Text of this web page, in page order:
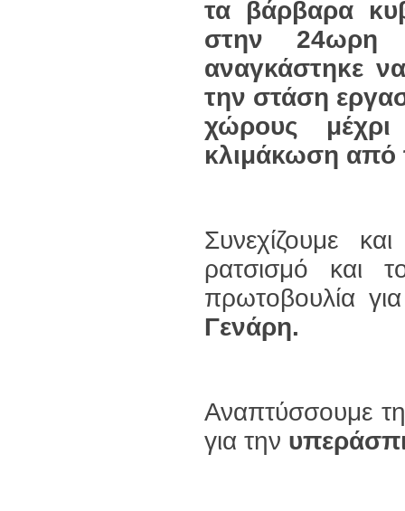
τα βάρβαρα
στην 24ωρη
αναγκάστηκε
την στάση
χώρους μέχρι
κλιμάκωση από
Συνεχίζουμε
ρατσισμό και
πρωτοβουλία
Γενάρη.
Αναπτύσσουμε
για την